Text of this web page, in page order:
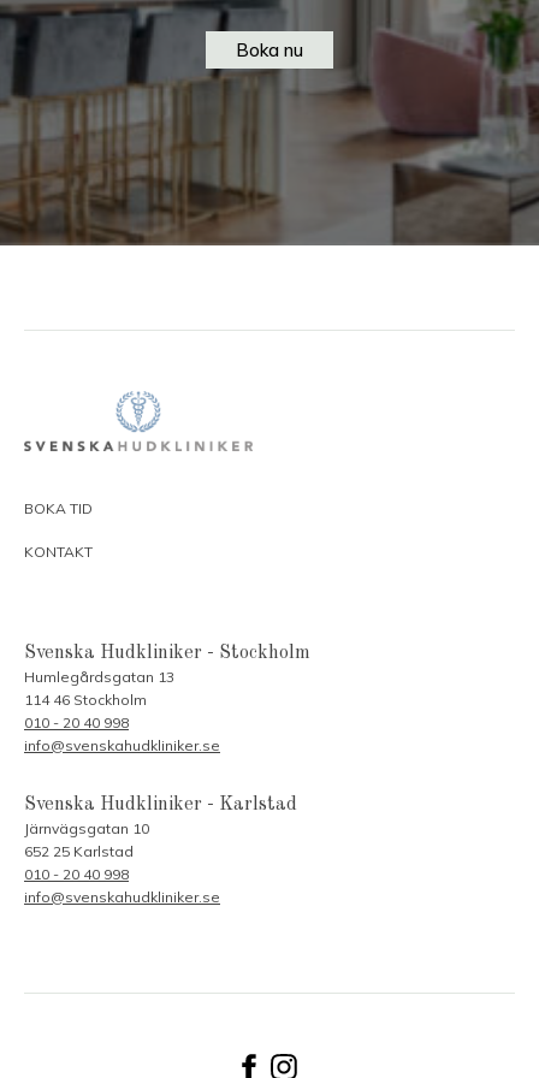
Boka nu
BOKA TID
KONTAKT
Svenska Hudkliniker - Stockholm
Humlegårdsgatan 13
114 46 Stockholm
010 - 20 40 998
info@svenskahudkliniker.se
Svenska Hudkliniker - Karlstad
Järnvägsgatan 10
652 25 Karlstad
010 - 20 40 998
info@svenskahudkliniker.se